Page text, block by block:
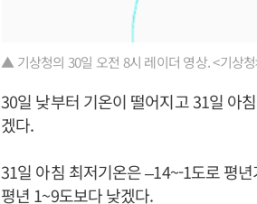
▲ 기상청의 30일 오전 8시 레이더 영상. <기상
30일 낮부터 기온이 떨어지고 31일 아
겠다.
31일 아침 최저기온은 –14~-1도로 평
평년 1~9도보다 낮겠다.